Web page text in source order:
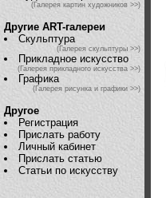
(Галерея картин художников >>)
Другие ART-галереи
Скульптура
(Галерея скульптуры >>)
Прикладное искусство
(Галерея прикладного искусства >>)
Графика
(Галерея рисунка и графики >>)
Другое
Регистрация
Прислать работу
Личный кабинет
Прислать статью
Статьи по искусству